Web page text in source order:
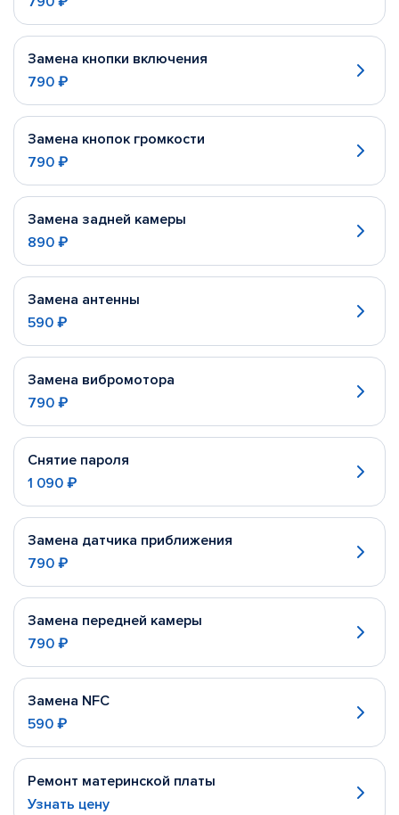
Замена кнопки включения
790 ₽
Замена кнопок громкости
790 ₽
Замена задней камеры
890 ₽
Замена антенны
590 ₽
Замена вибромотора
790 ₽
Снятие пароля
1 090 ₽
Замена датчика приближения
790 ₽
Замена передней камеры
790 ₽
Замена NFC
590 ₽
Ремонт материнской платы
Узнать цену